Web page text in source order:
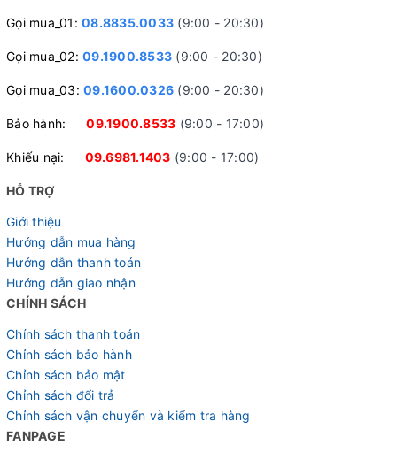
Gọi mua_01: 08.8835.0033 (9:00 - 20:30)
Gọi mua_02: 09.1900.8533 (9:00 - 20:30)
Gọi mua_03: 09.1600.0326 (9:00 - 20:30)
Bảo hành:09.1900.8533 (9:00 - 17:00)
Khiếu nại: 09.6981.1403 (9:00 - 17:00)
HỖ TRỢ
Giới thiệu
Hướng dẫn mua hàng
Hướng dẫn thanh toán
Hướng dẫn giao nhận
CHÍNH SÁCH
Chính sách thanh toán
Chỉnh sách bảo hành
Chỉnh sách bảo mật
Chỉnh sách đổi trả
Chỉnh sách vận chuyển và kiểm tra hàng
FANPAGE